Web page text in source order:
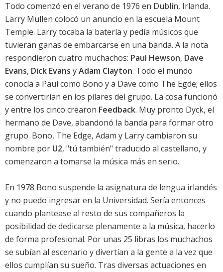
Todo comenzó en el verano de 1976 en Dublín, Irlanda.
Larry Mullen colocó un anuncio en la escuela Mount
Temple. Larry tocaba la batería y pedía músicos que
tuvieran ganas de embarcarse en una banda. A la nota
respondieron cuatro muchachos: Paul Hewson, Dave
Evans, Dick Evans yAdam Clayton. Todo el mundo
conocía a Paul como Bono y a Dave como The Egde; ellos
se convertirían en los pilares del grupo. La cosa funcionó
y entre los cinco crearon Feedback. Muy pronto Dyck, el
hermano de Dave, abandonó la banda para formar otro
grupo. Bono, The Edge, Adam y Larry cambiaron su
nombre por U2, "tú también" traducido al castellano, y
comenzaron a tomarse la música más en serio.
En 1978 Bono suspende la asignatura de lengua irlandés
y no puedo ingresar en la Universidad. Sería entonces
cuando plantease al resto de sus compañeros la
posibilidad de dedicarse plenamente a la música, hacerlo
de forma profesional. Por unas 25 libras los muchachos
se subían al escenario y divertían a la gente a la vez que
ellos cumplían su sueño. Tras diversas actuaciones en